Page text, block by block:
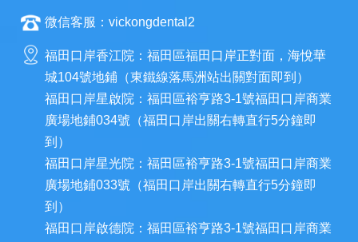
微信客服：vickongdental2
福田口岸香江院：福田區福田口岸正對面，海悅華
城104號地鋪（東鐵線落馬洲站出關對面即到）
福田口岸星啟院：福田區裕亨路3-1號福田口岸商業
廣場地鋪034號（福田口岸出關右轉直行5分鐘即
到）
福田口岸星光院：福田區裕亨路3-1號福田口岸商業
廣場地鋪033號（福田口岸出關右轉直行5分鐘即
到）
福田口岸啟德院：福田區裕亨路3-1號福田口岸商業